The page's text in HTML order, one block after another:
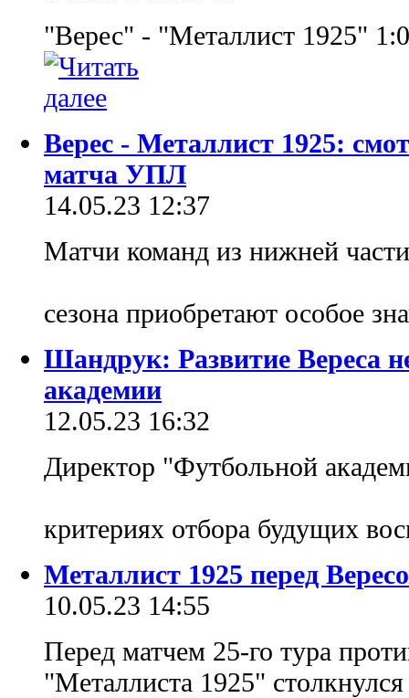
"Верес" - "Металлист 1925"
Верес - Металлист 1925:
матча УПЛ
14.05.23 12:37
Матчи команд из нижней
сезона приобретают особое
Шандрук: Развитие Вереса
академии
12.05.23 16:32
Директор "Футбольной
критериях отбора будущих
Металлист 1925 перед
10.05.23 14:55
Перед матчем 25-го тура
"Металлиста 1925"